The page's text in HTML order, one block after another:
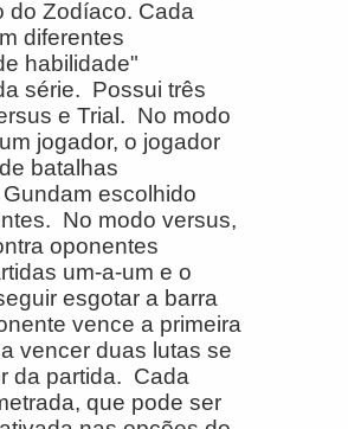
do Zodíaco. Cada
diferentes
habilidade"
série. Possui três
e Trial. No modo
jogador, o jogador
batalhas
escolhido
No modo versus,
oponentes
um-a-um e o
esgotar a barra
vence a primeira
vencer duas lutas se
da partida. Cada
que pode ser